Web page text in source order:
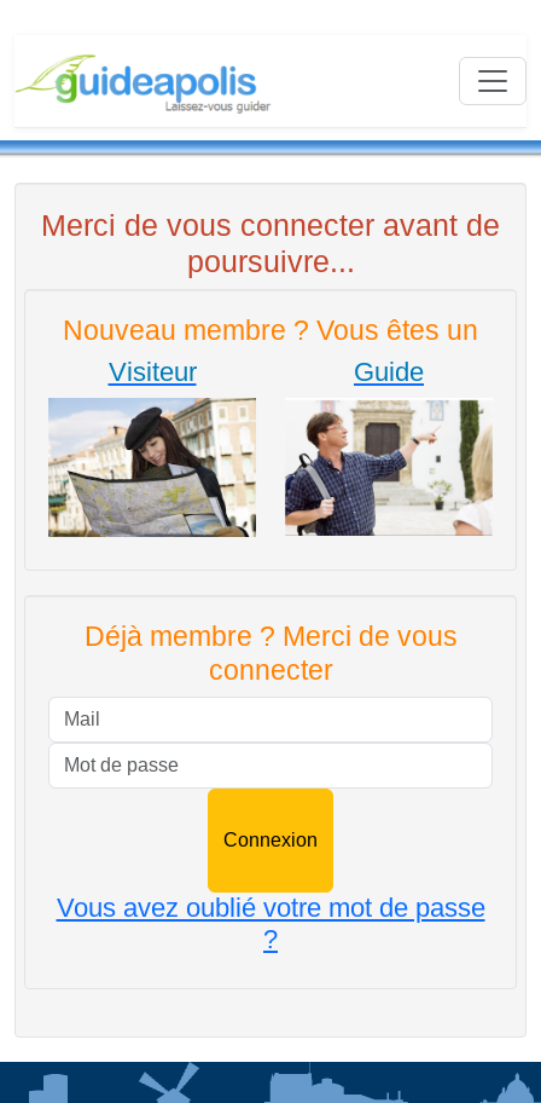
Merci de vous connecter avant de
poursuivre...
Nouveau membre ? Vous êtes un
Visiteur Guide
Déjà membre ? Merci de vous
connecter
Vous avez oublié votre mot de passe
?